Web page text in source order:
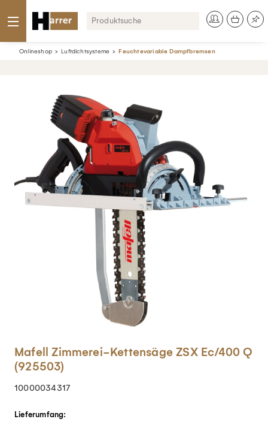
Onlineshop Luftdichtsysteme Feuchtevariable Dampfbremsen
Mafell Zimmerei-Kettensäge ZSX Ec/400 Q
(925503)
10000034317
Lieferumfang: